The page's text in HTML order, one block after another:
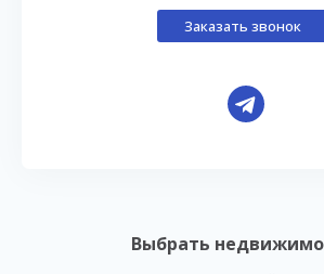
Выбрать
Заказать звонок